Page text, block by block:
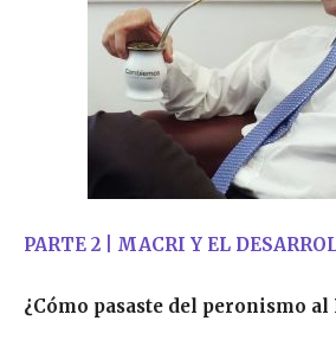
PARTE 2 | MACRI Y EL
¿Cómo pasaste del peronismo al